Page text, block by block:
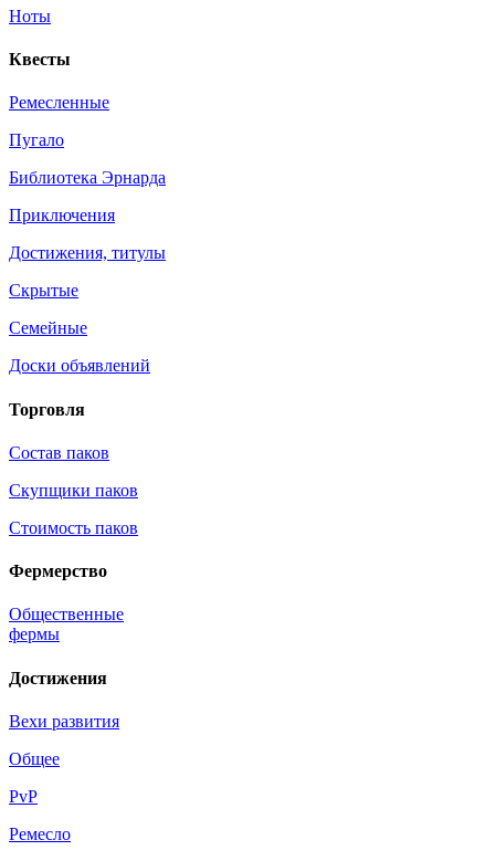
Ноты
Квесты
Ремесленные
Пугало
Библиотека Эрнарда
Приключения
Достижения, титулы
Скрытые
Семейные
Доски объявлений
Торговля
Состав паков
Скупщики паков
Стоимость паков
Фермерство
Общественные
фермы
Достижения
Вехи развития
Общее
PvP
Ремесло